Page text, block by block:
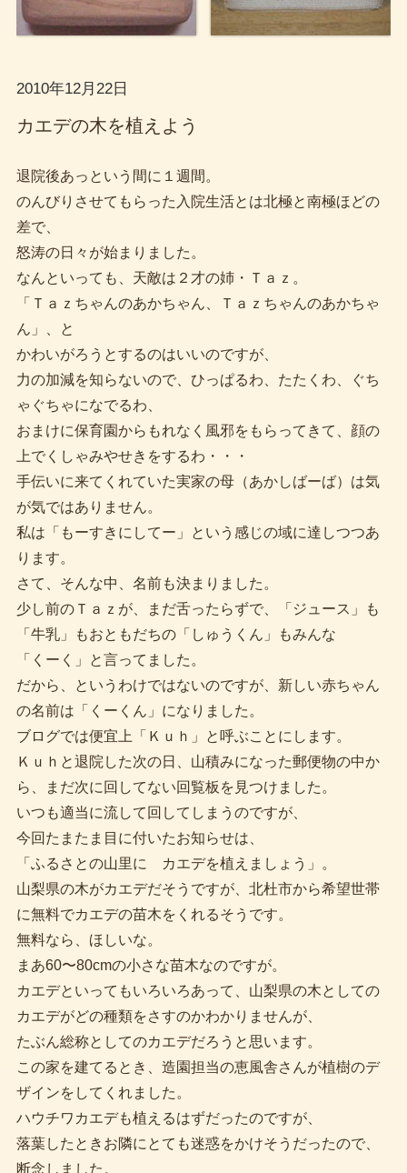
2010年12月22日
カエデの木を植えよう
退院後あっという間に１週間。
のんびりさせてもらった入院生活とは北極と南極ほどの
差で、
怒涛の日々が始まりました。
なんといっても、天敵は２才の姉・Ｔａｚ。
「Ｔａｚちゃんのあかちゃん、Ｔａｚちゃんのあかちゃ
ん」、と
かわいがろうとするのはいいのですが、
力の加減を知らないので、ひっぱるわ、たたくわ、ぐち
ゃぐちゃになでるわ、
おまけに保育園からもれなく風邪をもらってきて、顔の
上でくしゃみやせきをするわ・・・
手伝いに来てくれていた実家の母（あかしばーば）は気
が気ではありません。
私は「もーすきにしてー」という感じの域に達しつつあ
ります。
さて、そんな中、名前も決まりました。
少し前のＴａｚが、まだ舌ったらずで、「ジュース」も
「牛乳」もおともだちの「しゅうくん」もみんな
「くーく」と言ってました。
だから、というわけではないのですが、新しい赤ちゃん
の名前は「くーくん」になりました。
ブログでは便宜上「Ｋｕｈ」と呼ぶことにします。
Ｋｕｈと退院した次の日、山積みになった郵便物の中か
ら、まだ次に回してない回覧板を見つけました。
いつも適当に流して回してしまうのですが、
今回たまたま目に付いたお知らせは、
「ふるさとの山里に カエデを植えましょう」。
山梨県の木がカエデだそうですが、北杜市から希望世帯
に無料でカエデの苗木をくれるそうです。
無料なら、ほしいな。
まあ60〜80cmの小さな苗木なのですが。
カエデといってもいろいろあって、山梨県の木としての
カエデがどの種類をさすのかわかりませんが、
たぶん総称としてのカエデだろうと思います。
この家を建てるとき、造園担当の恵風舎さんが植樹のデ
ザインをしてくれました。
ハウチワカエデも植えるはずだったのですが、
落葉したときお隣にとても迷惑をかけそうだったので、
断念しました。